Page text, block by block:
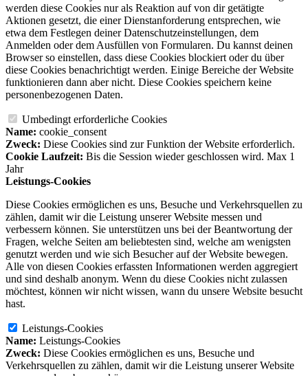
werden diese Cookies nur als Reaktion auf von dir getätigte
Aktionen gesetzt, die einer Dienstanforderung entsprechen, wie
etwa dem Festlegen deiner Datenschutzeinstellungen, dem
Anmelden oder dem Ausfüllen von Formularen. Du kannst deinen
Browser so einstellen, dass diese Cookies blockiert oder du über
diese Cookies benachrichtigt werden. Einige Bereiche der Website
funktionieren dann aber nicht. Diese Cookies speichern keine
personenbezogenen Daten.
Umbedingt erforderliche Cookies
Name: cookie_consent
Zweck: Diese Cookies sind zur Funktion der Website erforderlich.
Cookie Laufzeit: Bis die Session wieder geschlossen wird. Max 1
Jahr
Leistungs-Cookies
Diese Cookies ermöglichen es uns, Besuche und Verkehrsquellen zu
zählen, damit wir die Leistung unserer Website messen und
verbessern können. Sie unterstützen uns bei der Beantwortung der
Fragen, welche Seiten am beliebtesten sind, welche am wenigsten
genutzt werden und wie sich Besucher auf der Website bewegen.
Alle von diesen Cookies erfassten Informationen werden aggregiert
und sind deshalb anonym. Wenn du diese Cookies nicht zulassen
möchtest, können wir nicht wissen, wann du unsere Website besucht
hast.
Leistungs-Cookies
Name: Leistungs-Cookies
Zweck: Diese Cookies ermöglichen es uns, Besuche und
Verkehrsquellen zu zählen, damit wir die Leistung unserer Website